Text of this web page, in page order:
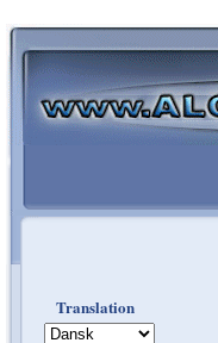
Translation